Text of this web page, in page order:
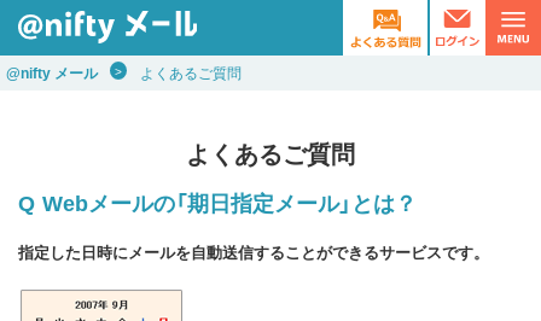
@nifty メール よくあるご質問
よくあるご質問
Webメールの「期日指定メール」とは？
指定した日時にメールを自動送信することができるサービスです。